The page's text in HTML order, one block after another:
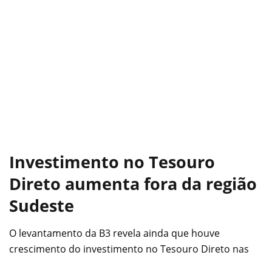
Investimento no Tesouro
Direto aumenta fora da região
Sudeste
O levantamento da B3 revela ainda que houve
crescimento do investimento no Tesouro Direto nas